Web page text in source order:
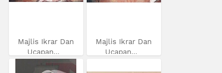
Majlis Ikrar Dan
Ucapan...
Majlis Ikrar Dan
Ucapan...